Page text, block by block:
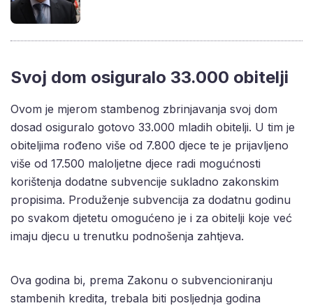
Svoj dom osiguralo 33.000 obitelji
Ovom je mjerom stambenog zbrinjavanja svoj dom
dosad osiguralo gotovo 33.000 mladih obitelji. U tim je
obiteljima rođeno više od 7.800 djece te je prijavljeno
više od 17.500 maloljetne djece radi mogućnosti
korištenja dodatne subvencije sukladno zakonskim
propisima. Produženje subvencija za dodatnu godinu
po svakom djetetu omogućeno je i za obitelji koje već
imaju djecu u trenutku podnošenja zahtjeva.
Ova godina bi, prema Zakonu o subvencioniranju
stambenih kredita, trebala biti posljednja godina